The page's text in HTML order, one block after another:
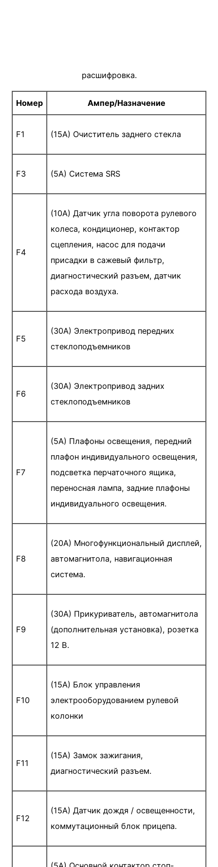
расшифровка.
Номер Ампер/Назначение
F1 (15A) Очиститель заднего стекла
F3 (5A) Система SRS
F4
(10A) Датчик угла поворота рулевого
колеса, кондиционер, контактор
сцепления, насос для подачи
присадки в сажевый фильтр,
диагностический разъем, датчик
расхода воздуха.
F5
(30A) Электропривод передних
стеклоподъемников
F6
(30A) Электропривод задних
стеклоподъемников
F7
(5A) Плафоны освещения, передний
плафон индивидуального освещения,
подсветка перчаточного ящика,
переносная лампа, задние плафоны
индивидуального освещения.
F8
(20A) Многофункциональный дисплей,
автомагнитола, навигационная
система.
F9
(30A) Прикуриватель, автомагнитола
(дополнительная установка), розетка
12 В.
F10
(15A) Блок управления
электрооборудованием рулевой
колонки
F11
(15A) Замок зажигания,
диагностический разъем.
F12
(15A) Датчик дождя / освещенности,
коммутационный блок прицепа.